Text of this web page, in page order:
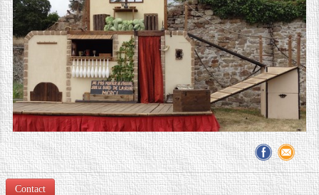
Contact